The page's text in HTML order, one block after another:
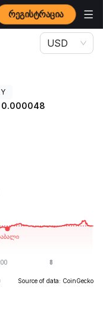
რეგისტრაცია
TOKEN
USD
0.000048
Source of data: CoinGecko